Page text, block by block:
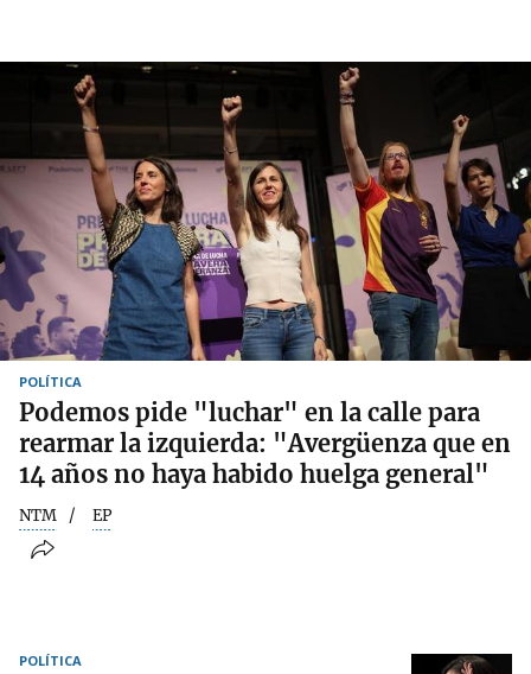
POLÍTICA
Podemos pide "luchar" en la calle para
rearmar la izquierda: "Avergüenza que en
14 años no haya habido huelga general"
NTM EP
POLÍTICA